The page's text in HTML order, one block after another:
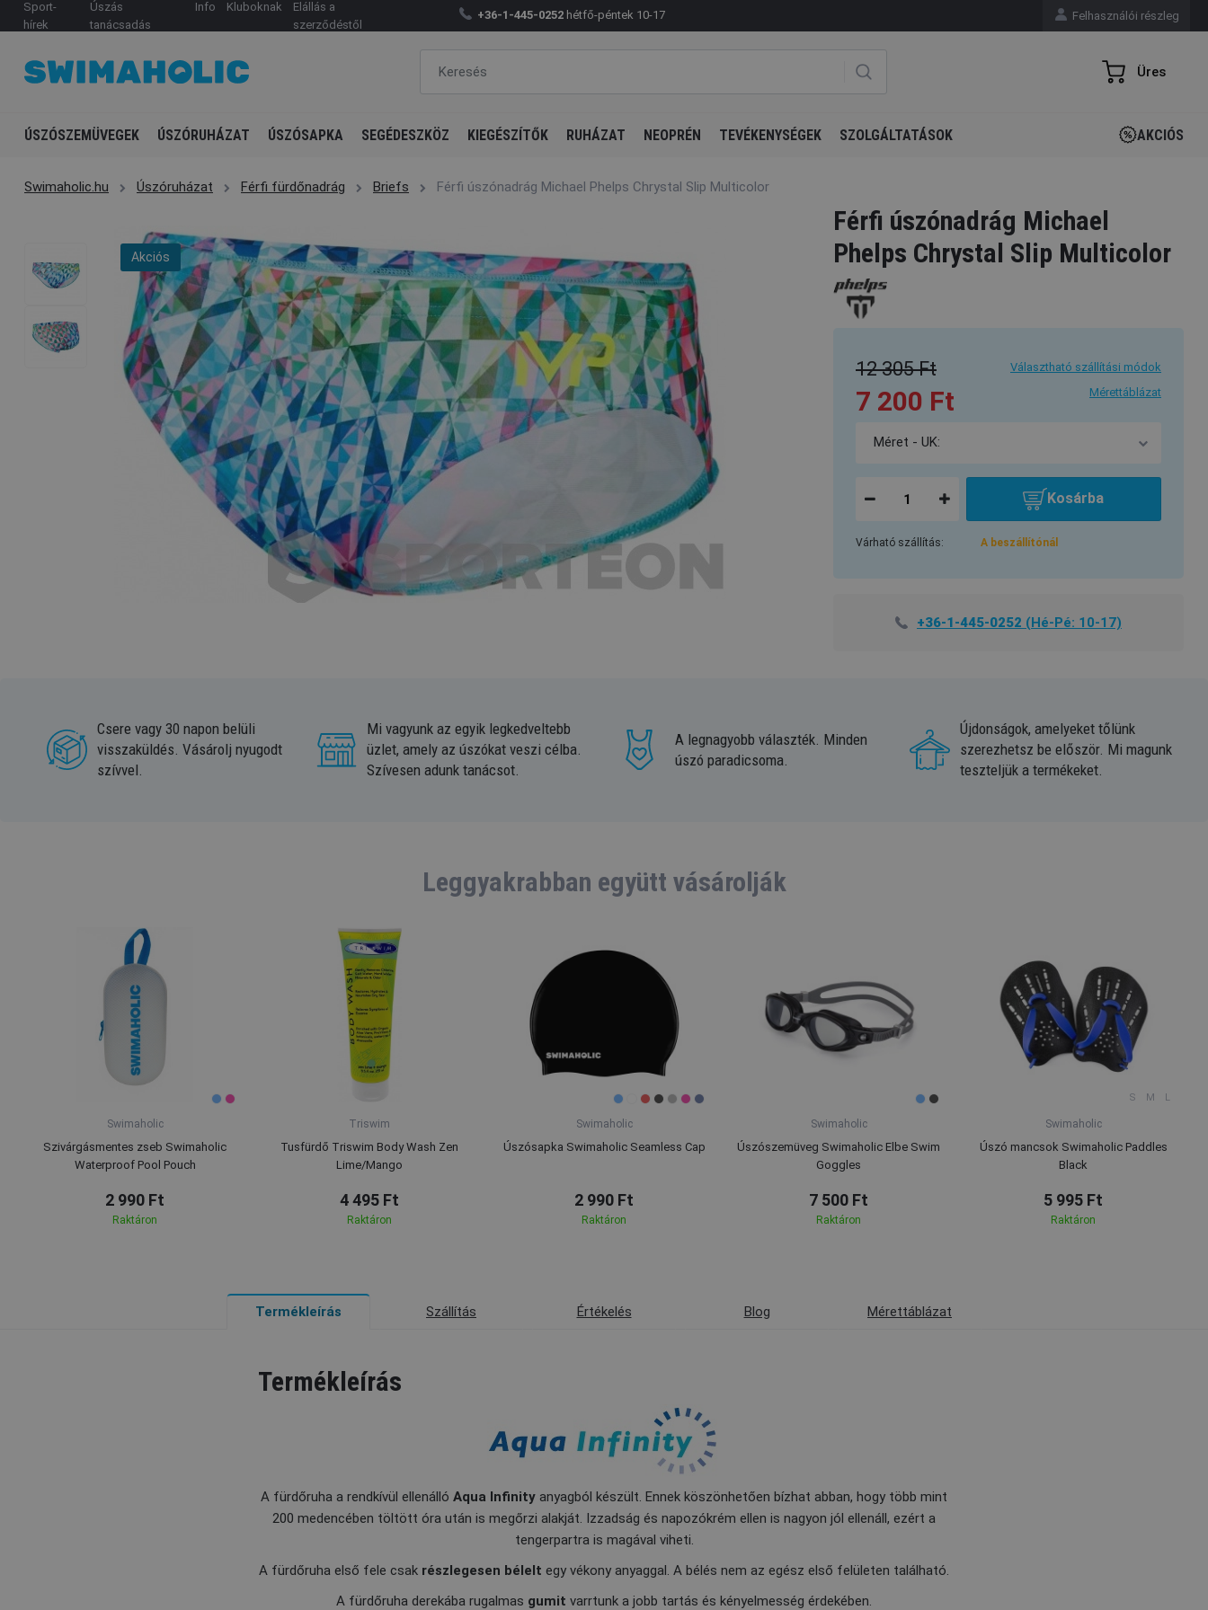
Sport-
hírek
Úszás
tanácsadás
Info Kluboknak
Elállás a
szerződéstől
+36-1-445-0252 hétfő-péntek 10-17 Felhasználói részleg
Üres
ÚSZÓSZEMÜVEGEK ÚSZÓRUHÁZAT ÚSZÓSAPKA SEGÉDESZKÖZ KIEGÉSZÍTŐK RUHÁZAT NEOPRÉN TEVÉKENYSÉGEK SZOLGÁLTATÁSOK AKCIÓS
Swimaholic.hu Úszóruházat Férfi fürdőnadrág Briefs Férfi úszónadrág Michael Phelps Chrystal Slip Multicolor
Akciós
Férfi úszónadrág Michael
Phelps Chrystal Slip Multicolor
12 305 Ft
7 200 Ft
Választható szállítási módok
Mérettáblázat
Kosárba
Várható szállítás: A beszállítónál
+36-1-445-0252 (Hé-Pé: 10-17)
Csere vagy 30 napon belüli
visszaküldés. Vásárolj nyugodt
szívvel.
Mi vagyunk az egyik legkedveltebb
üzlet, amely az úszókat veszi célba.
Szívesen adunk tanácsot.
A legnagyobb választék. Minden
úszó paradicsoma.
Újdonságok, amelyeket tőlünk
szerezhetsz be először. Mi magunk
teszteljük a termékeket.
Leggyakrabban együtt vásárolják
Swimaholic
Szivárgásmentes zseb Swimaholic
Waterproof Pool Pouch
2 990 Ft
Raktáron
Triswim
Tusfürdő Triswim Body Wash Zen
Lime/Mango
4 495 Ft
Raktáron
Swimaholic
Úszósapka Swimaholic Seamless Cap
2 990 Ft
Raktáron
Swimaholic
Úszószemüveg Swimaholic Elbe Swim
Goggles
7 500 Ft
Raktáron
S M L
Swimaholic
Úszó mancsok Swimaholic Paddles
Black
5 995 Ft
Raktáron
Termékleírás Szállítás Értékelés Blog Mérettáblázat
Termékleírás
A fürdőruha a rendkívül ellenálló Aqua Infinity anyagból készült. Ennek köszönhetően bízhat abban, hogy több mint
200 medencében töltött óra után is megőrzi alakját. Izzadság és napozókrém ellen is nagyon jól ellenáll, ezért a
tengerpartra is magával viheti.
A fürdőruha első fele csak részlegesen bélelt egy vékony anyaggal. A bélés nem az egész első felületen található.
A fürdőruha derekába rugalmas gumit varrtunk a jobb tartás és kényelmesség érdekében.